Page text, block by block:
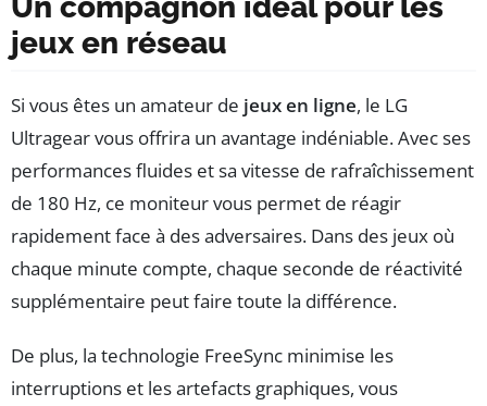
jeux en réseau
Si vous êtes un amateur de jeux en ligne, le LG
Ultragear vous offrira un avantage indéniable. Avec ses
performances fluides et sa vitesse de rafraîchissement
de 180 Hz, ce moniteur vous permet de réagir
rapidement face à des adversaires. Dans des jeux où
chaque minute compte, chaque seconde de réactivité
supplémentaire peut faire toute la différence.
De plus, la technologie FreeSync minimise les
interruptions et les artefacts graphiques, vous